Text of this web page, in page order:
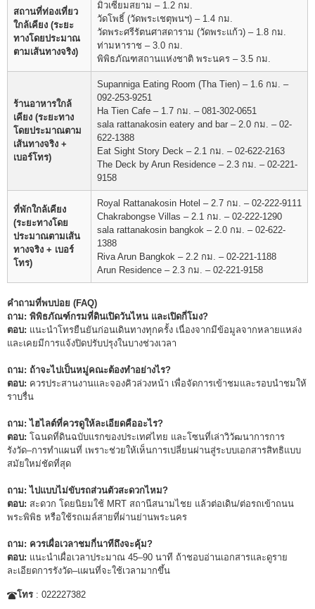
สถานที่ท่องเที่ยว
ใกล้เคียง (ระยะ
ทางโดยประมาณ
ตามเส้นทางจริง)
มิวเซียมสยาม – 1.2 กม.
วัดโพธิ์ (วัดพระเชตุพนฯ) – 1.4 กม.
วัดพระศรีรัตนศาสดาราม (วัดพระแก้ว) – 1.8 กม.
ท่ามหาราช – 3.0 กม.
พิพิธภัณฑสถานแห่งชาติ พระนคร – 3.5 กม.
ร้านอาหารใกล้
เคียง (ระยะทาง
โดยประมาณตาม
เส้นทางจริง +
เบอร์โทร)
Supanniga Eating Room (Tha Tien) – 1.6 กม. –
092-253-9251
Ha Tien Cafe – 1.7 กม. – 081-302-0651
sala rattanakosin eatery and bar – 2.0 กม. – 02-
622-1388
Eat Sight Story Deck – 2.1 กม. – 02-622-2163
The Deck by Arun Residence – 2.3 กม. – 02-221-
9158
ที่พักใกล้เคียง
(ระยะทางโดย
ประมาณตามเส้น
ทางจริง + เบอร์
โทร)
Royal Rattanakosin Hotel – 2.7 กม. – 02-222-9111
Chakrabongse Villas – 2.1 กม. – 02-222-1290
sala rattanakosin bangkok – 2.0 กม. – 02-622-
1388
Riva Arun Bangkok – 2.2 กม. – 02-221-1188
Arun Residence – 2.3 กม. – 02-221-9158
คำถามที่พบบ่อย (FAQ)
ถาม: พิพิธภัณฑ์กรมที่ดินเปิดวันไหน และเปิดกี่โมง?
ตอบ: แนะนำโทรยืนยันก่อนเดินทางทุกครั้ง เนื่องจากมีข้อมูลจากหลายแหล่ง
และเคยมีการแจ้งปิดปรับปรุงในบางช่วงเวลา
ถาม: ถ้าจะไปเป็นหมู่คณะต้องทำอย่างไร?
ตอบ: ควรประสานงานและจองคิวล่วงหน้า เพื่อจัดการเข้าชมและรอบนำชมให้
ราบรื่น
ถาม: ไฮไลต์ที่ควรดูให้ละเอียดคืออะไร?
ตอบ: โฉนดที่ดินฉบับแรกของประเทศไทย และโซนที่เล่าวิวัฒนาการการ
รังวัด–การทำแผนที่ เพราะช่วยให้เห็นการเปลี่ยนผ่านสู่ระบบเอกสารสิทธิแบบ
สมัยใหม่ชัดที่สุด
ถาม: ไปแบบไม่ขับรถส่วนตัวสะดวกไหม?
ตอบ: สะดวก โดยนิยมใช้ MRT สถานีสนามไชย แล้วต่อเดิน/ต่อรถเข้าถนน
พระพิพิธ หรือใช้รถเมล์สายที่ผ่านย่านพระนคร
ถาม: ควรเผื่อเวลาชมกี่นาทีถึงจะคุ้ม?
ตอบ: แนะนำเผื่อเวลาประมาณ 45–90 นาที ถ้าชอบอ่านเอกสารและดูราย
ละเอียดการรังวัด–แผนที่จะใช้เวลามากขึ้น
โทร : 022227382